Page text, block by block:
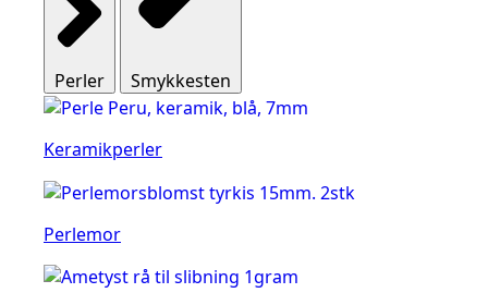
Perler Smykkesten
Keramikperler
Perlemor